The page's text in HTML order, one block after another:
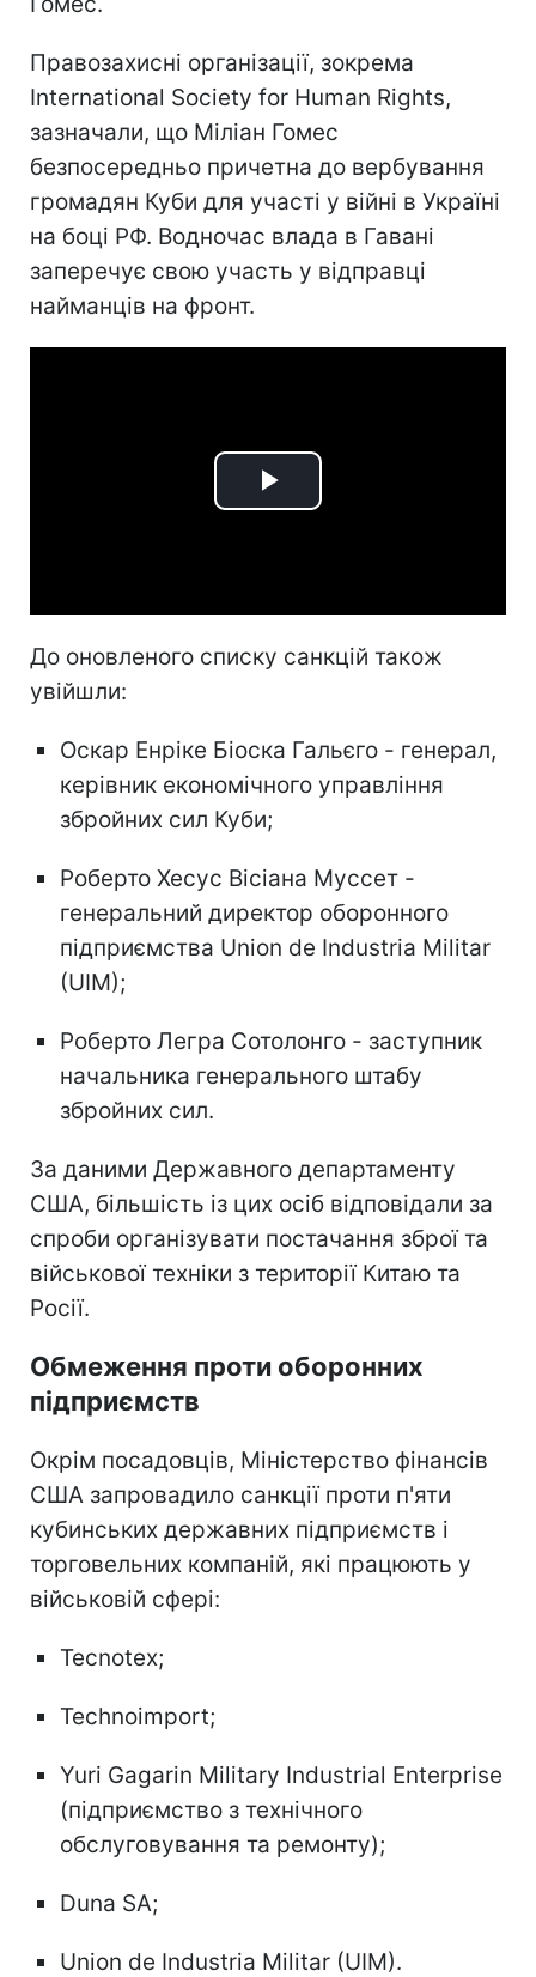
Правозахисні організації, зокрема
International Society for Human Rights,
зазначали, що Міліан Гомес
безпосередньо причетна до вербування
громадян Куби для участі у війні в Україні
на боці РФ. Водночас влада в Гавані
заперечує свою участь у відправці
найманців на фронт.
Play
До оновленого списку санкцій також
увійшли:
Оскар Енріке Біоска Гальєго - генерал,
керівник економічного управління
збройних сил Куби;
Роберто Хесус Вісіана Муссет -
генеральний директор оборонного
підприємства Union de Industria Militar
(UIM);
Роберто Легра Сотолонго - заступник
начальника генерального штабу
збройних сил.
За даними Державного департаменту
США, більшість із цих осіб відповідали за
спроби організувати постачання зброї та
військової техніки з території Китаю та
Росії.
Обмеження проти оборонних
підприємств
Окрім посадовців, Міністерство фінансів
США запровадило санкції проти п'яти
кубинських державних підприємств і
торговельних компаній, які працюють у
військовій сфері:
Tecnotex;
Technoimport;
Yuri Gagarin Military Industrial Enterprise
(підприємство з технічного
обслуговування та ремонту);
Duna SA;
Union de Industria Militar (UIM).